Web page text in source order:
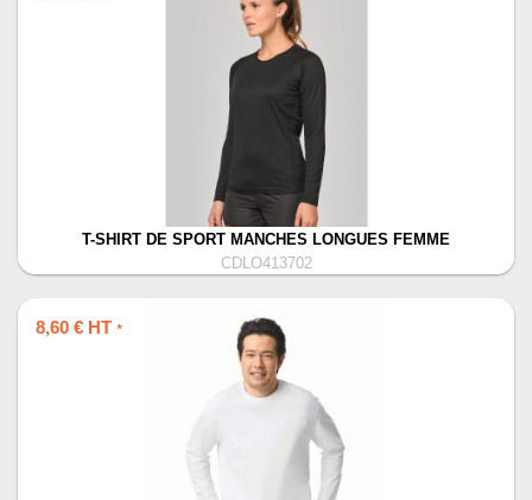
T-SHIRT DE SPORT MANCHES LONGUES FEMME
CDLO413702
8,60 € HT *